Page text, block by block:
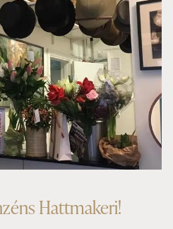
Hattmakeri!